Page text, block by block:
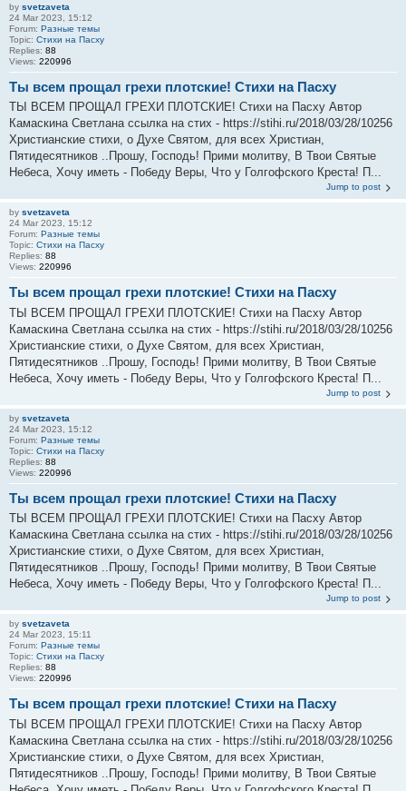
by svetzaveta
24 Mar 2023, 15:12
Forum: Разные темы
Topic: Стихи на Пасху
Replies: 88
Views: 220996
Ты всем прощал грехи плотские! Стихи на Пасху
ТЫ ВСЕМ ПРОЩАЛ ГРЕХИ ПЛОТСКИЕ! Стихи на Пасху Автор
Камаскина Светлана ссылка на стих - https://stihi.ru/2018/03/28/10256
Христианские стихи, о Духе Святом, для всех Христиан,
Пятидесятников ..Прошу, Господь! Прими молитву, В Твои Святые
Небеса, Хочу иметь - Победу Веры, Что у Голгофского Креста! П...
Jump to post
by svetzaveta
24 Mar 2023, 15:12
Forum: Разные темы
Topic: Стихи на Пасху
Replies: 88
Views: 220996
Ты всем прощал грехи плотские! Стихи на Пасху
ТЫ ВСЕМ ПРОЩАЛ ГРЕХИ ПЛОТСКИЕ! Стихи на Пасху Автор
Камаскина Светлана ссылка на стих - https://stihi.ru/2018/03/28/10256
Христианские стихи, о Духе Святом, для всех Христиан,
Пятидесятников ..Прошу, Господь! Прими молитву, В Твои Святые
Небеса, Хочу иметь - Победу Веры, Что у Голгофского Креста! П...
Jump to post
by svetzaveta
24 Mar 2023, 15:12
Forum: Разные темы
Topic: Стихи на Пасху
Replies: 88
Views: 220996
Ты всем прощал грехи плотские! Стихи на Пасху
ТЫ ВСЕМ ПРОЩАЛ ГРЕХИ ПЛОТСКИЕ! Стихи на Пасху Автор
Камаскина Светлана ссылка на стих - https://stihi.ru/2018/03/28/10256
Христианские стихи, о Духе Святом, для всех Христиан,
Пятидесятников ..Прошу, Господь! Прими молитву, В Твои Святые
Небеса, Хочу иметь - Победу Веры, Что у Голгофского Креста! П...
Jump to post
by svetzaveta
24 Mar 2023, 15:11
Forum: Разные темы
Topic: Стихи на Пасху
Replies: 88
Views: 220996
Ты всем прощал грехи плотские! Стихи на Пасху
ТЫ ВСЕМ ПРОЩАЛ ГРЕХИ ПЛОТСКИЕ! Стихи на Пасху Автор
Камаскина Светлана ссылка на стих - https://stihi.ru/2018/03/28/10256
Христианские стихи, о Духе Святом, для всех Христиан,
Пятидесятников ..Прошу, Господь! Прими молитву, В Твои Святые